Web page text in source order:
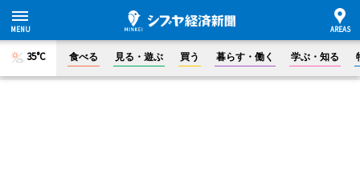
35°C 食べる 見る・遊ぶ 買う 暮らす・働く 学ぶ・知る